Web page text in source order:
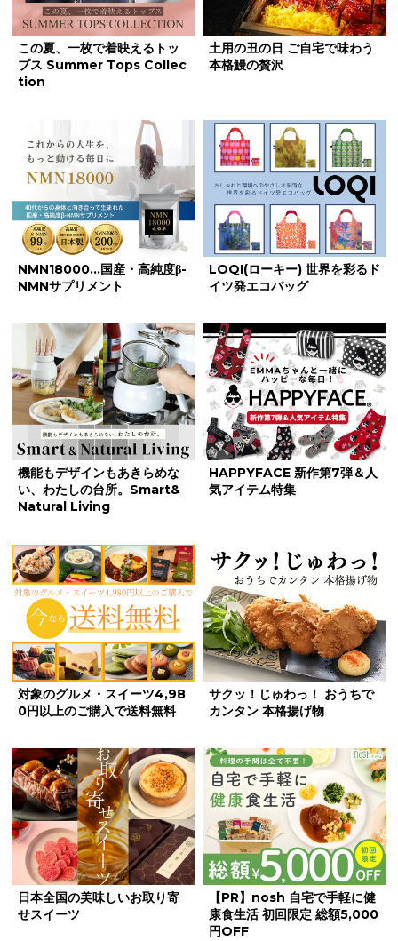
この夏、一枚で着映えるトッ
プス Summer Tops Collec
tion
土用の丑の日 ご自宅で味わう
本格鰻の贅沢
NMN18000…国産・高純度β-
NMNサプリメント
LOQI(ローキー) 世界を彩るド
イツ発エコバッグ
機能もデザインもあきらめな
い、わたしの台所。Smart&
Natural Living
HAPPYFACE 新作第7弾＆人
気アイテム特集
対象のグルメ・スイーツ4,98
0円以上のご購入で送料無料
サクッ！じゅわっ！ おうちで
カンタン 本格揚げ物
日本全国の美味しいお取り寄
せスイーツ
【PR】nosh 自宅で手軽に健
康食生活 初回限定 総額5,000
円OFF